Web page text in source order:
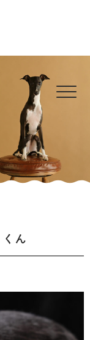
ん